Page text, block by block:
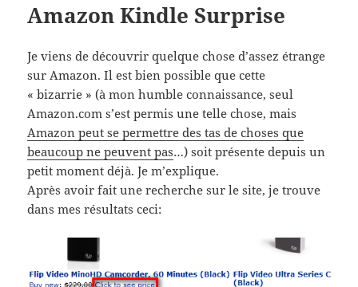
Amazon Kindle Surprise
Je viens de découvrir quelque chose d’assez étrange
sur Amazon. Il est bien possible que cette
« bizarrie » (à mon humble connaissance, seul
Amazon.com s’est permis une telle chose, mais
Amazon peut se permettre des tas de choses que
beaucoup ne peuvent pas…) soit présente depuis un
petit moment déjà. Je m’explique.
Après avoir fait une recherche sur le site, je trouve
dans mes résultats ceci: